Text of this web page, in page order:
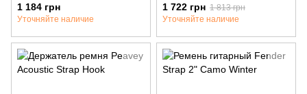
1 184 грн
Уточняйте наличие
1 722 грн 1 813 грн
Уточняйте наличие